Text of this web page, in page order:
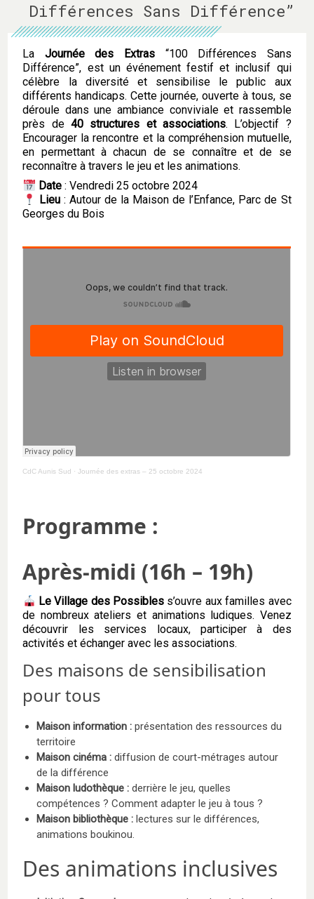
Différences Sans Différence”
La Journée des Extras “100 Différences Sans
Différence”, est un événement festif et inclusif qui
célèbre la diversité et sensibilise le public aux
différents handicaps. Cette journée, ouverte à tous, se
déroule dans une ambiance conviviale et rassemble
près de40 structures et associations. L’objectif ?
Encourager la rencontre et la compréhension mutuelle,
en permettant à chacun de se connaître et de se
reconnaître à travers le jeu et les animations.
Date: Vendredi 25 octobre 2024
Lieu: Autour de la Maison de l’Enfance, Parc de St
Georges du Bois
CdC Aunis Sud ·Journée des extras – 25 octobre 2024
Programme :
Après-midi (16h – 19h)
Le Village des Possibles s’ouvre aux familles avec
de nombreux ateliers et animations ludiques. Venez
découvrir les services locaux, participer à des
activités et échanger avec les associations.
Des maisons de sensibilisation
pour tous
Maison information :présentation des ressources du
territoire
Maison cinéma :diffusion de court-métrages autour
de la différence
Maison ludothèque :derrière le jeu, quelles
compétences ? Comment adapter le jeu à tous ?
Maison bibliothèque :lectures sur le différences,
animations boukinou.
Des animations inclusives